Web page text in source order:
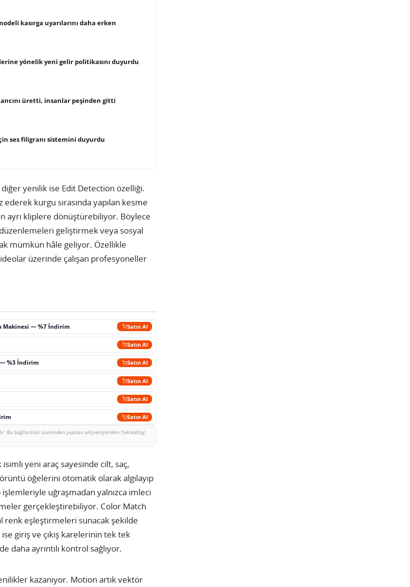
kasırga uyarılarını daha erken
yönelik yeni gelir politikasını duyurdu
üretti, insanlar peşinden gitti
ses filigranı sistemini duyurdu
yenilik ise Edit Detection özelliği.
kurgu sırasında yapılan kesme
ayrı kliplere dönüştürebiliyor. Böylece
geliştirmek veya sosyal
mümkün hâle geliyor. Özellikle
üzerinde çalışan profesyoneller
Makinesi — %7 İndirim Satın Al
Satın Al
— %3 İndirim Satın Al
Satın Al
Satın Al
Satın Al
Bu bağlantılar üzerinden yapılan alışverişlerden Teknoblog
yeni araç sayesinde cilt, saç,
öğelerini otomatik olarak algılayıp
uğraşmadan yalnızca imleci
gerçekleştirebiliyor. Color Match
renk eşleştirmeleri sunacak şekilde
giriş ve çıkış karelerinin tek tek
ayrıntılı kontrol sağlıyor.
kazanıyor. Motion artık vektör